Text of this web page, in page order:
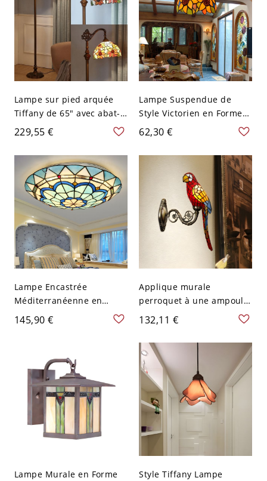
Lampe sur pied arquée
Tiffany de 65" avec abat-
jour en verre multicolore
et base en métal pour
salon - 110 V-120 V Style 1
229,55 €
Lampe Suspendue de
Style Victorien en Forme
de Fleur en Vitrail à 1 Tête
Suspension avec Motif de
Tournesol - 110 V-120 V
62,30 €
Lampe Encastrée
Méditerranéenne en
Forme de Dôme en Vitrail
à 2/3/4 Lumières
- 110 V-120 V Bleu 30,48
145,90 €
Applique murale
perroquet à une ampoule,
style Tiffany, en verre
rouge fait main, pour la
chambre à coucher
132,11 €
Lampe Murale en Forme
Style Tiffany Lampe